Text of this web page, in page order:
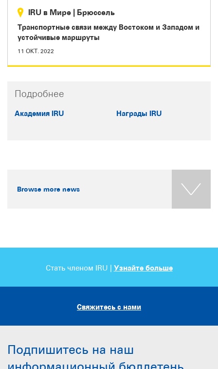
IRU в Мире | Брюссель
Транспортные связи между Востоком и Западом и
устойчивые маршруты
11 ОКТ. 2022
Подробнее
Академия IRU Награды IRU
Browse more news
Стать членом IRU | Узнайте больше
Свяжитесь с нами
Подпишитесь на наш